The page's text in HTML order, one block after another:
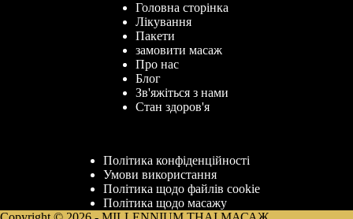
Головна сторінка
Лікування
Пакети
замовити масаж
Про нас
Блог
Зв'яжіться з нами
Стан здоров'я
Політика конфіденційності
Умови використання
Політика щодо файлів cookie
Політика щодо масажу